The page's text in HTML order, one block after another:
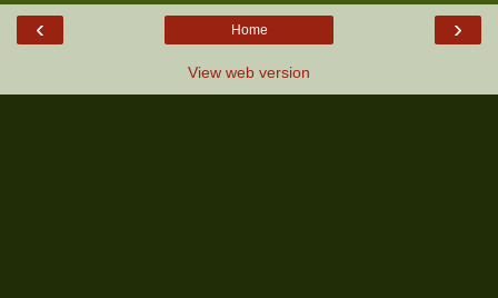
‹ ›
Home
View web version